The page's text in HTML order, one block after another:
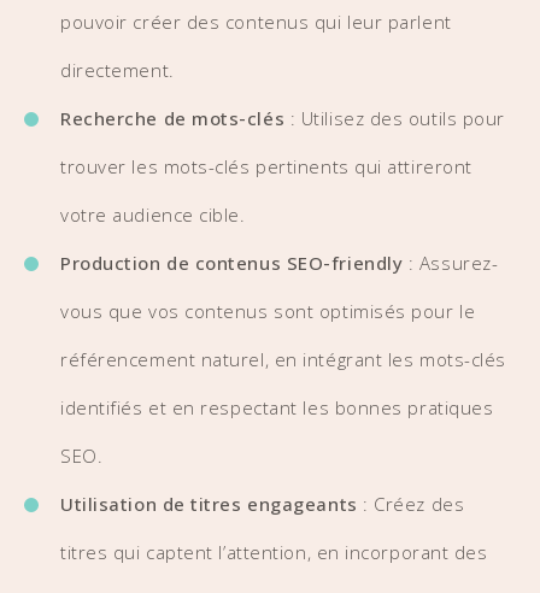
pouvoir créer des contenus qui leur parlent
directement.
Recherche de mots-clés : Utilisez des outils pour
trouver les mots-clés pertinents qui attireront
votre audience cible.
Production de contenus SEO-friendly : Assurez-
vous que vos contenus sont optimisés pour le
référencement naturel, en intégrant les mots-clés
identifiés et en respectant les bonnes pratiques
SEO.
Utilisation de titres engageants : Créez des
titres qui captent l’attention, en incorporant des